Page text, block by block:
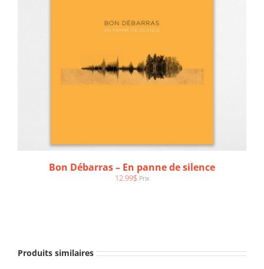
Bon Débarras – En panne de silence
12.99$ Prix
Produits similaires